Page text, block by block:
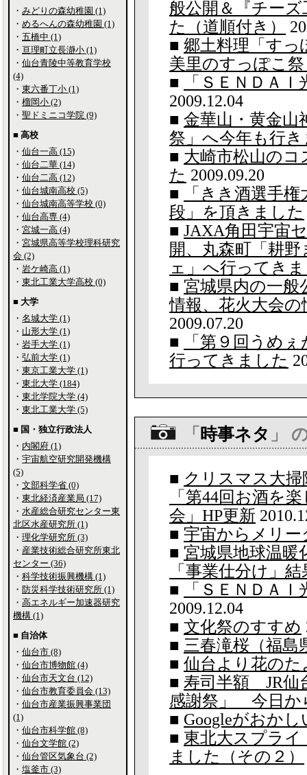
般公開＆『チー
た（道順付き）
■ 郷土料理「すっ
美里のすっぽこ
■
「ＳＥＮＤＡ
2009.12.04
■ 金華山・黄金山
祭」へ今年も行
■ 大崎市松山の
た 2009.09.20
■
「きき酒選手
段」を頂きました
■ JAXA角田宇宙
開、丸森町「耕
ェ」へ行ってき
■ 宮城県内の一
情報、花火大会の
2009.07.20
■
「第９回うめ
行ってきました
「 時事ネタ 」
■ クリスマス大掃
「第44回お酒を
会」HP更新
■ 宇宙からメリ
■ 宮城県地球温暖
「事業仕分け」
■
「ＳＥＮＤＡ
2009.12.04
■ 文化祭のすすめ
■ 三春滝桜（福島
■ 仙台より花のた
■ 寿司半額 JR仙
感謝祭」 今日か
■ Googleがおか
■ 東北大スプライ
ました（その２）
・ みどりの森幼稚園 (1)
・ めるへんの森幼稚園 (1)
・ 五橋中 (1)
・ 亘理町立長瀞小 (1)
・ 仙台青陵中等教育学校
(4)
・ 東六番丁小 (1)
・ 榴岡小 (2)
・ 聖ドミニコ学院 (9)
■ 高校
・ 仙台一高 (15)
・ 仙台二華 (14)
・ 仙台二高 (12)
・ 仙台城南高校 (5)
・ 仙台城南高等学校 (0)
・ 仙台高専 (4)
・ 宮城一高 (4)
・ 宮城県高等学校理科研究
会 (2)
・ 岩ケ崎高 (1)
・ 東北工業大学高校 (0)
■ 大学
・ 名城大学 (1)
・ 山形大学 (1)
・ 岩手大学 (1)
・ 弘前大学 (1)
・ 東京工業大学 (1)
・ 東北大学 (184)
・ 東北学院大学 (4)
・ 東北工業大学 (5)
■ 国・独立行政法人
・ 内閣府 (1)
・ 宇宙航空研究開発機構
(5)
・ 文部科学省 (0)
・ 東北経済産業局 (17)
・ 水産総合研究センター東
北区水産研究所 (1)
・ 理化学研究所 (3)
・ 産業技術総合研究所東北
センター (36)
・ 科学技術振興機構 (1)
・ 防災科学技術研究所 (1)
・ 高エネルギー加速器研究
機構 (1)
■ 自治体
・ 仙台市 (8)
・ 仙台市博物館 (4)
・ 仙台市天文台 (12)
・ 仙台市教育委員会 (13)
・ 仙台市産業振興事業団
(1)
・ 仙台市科学館 (8)
・ 仙台文学館 (2)
・ 仙台管区気象台 (2)
・ 塩釜市 (3)